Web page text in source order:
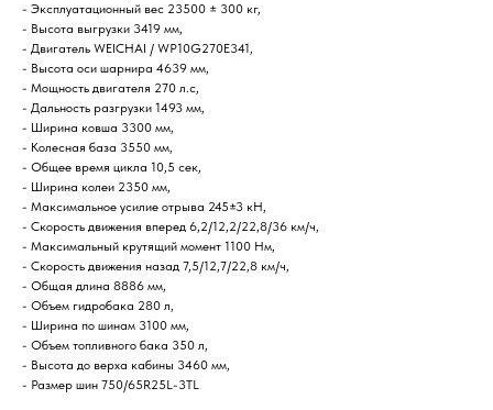
- Эксплуатационный вес 23500 ± 300 кг,
- Высота выгрузки 3419 мм,
- Двигатель WEICHAI / WP10G270E341,
- Высота оси шарнира 4639 мм,
- Мощность двигателя 270 л.с,
- Дальность разгрузки 1493 мм,
- Ширина ковша 3300 мм,
- Колесная база 3550 мм,
- Общее время цикла 10,5 сек,
- Ширина колеи 2350 мм,
- Максимальное усилие отрыва 245±3 кН,
- Скорость движения вперед 6,2/12,2/22,8/36 км/ч,
- Максимальный крутящий момент 1100 Нм,
- Скорость движения назад 7,5/12,7/22,8 км/ч,
- Общая длина 8886 мм,
- Объем гидробака 280 л,
- Ширина по шинам 3100 мм,
- Объем топливного бака 350 л,
- Высота до верха кабины 3460 мм,
- Размер шин 750/65R25L-3TL